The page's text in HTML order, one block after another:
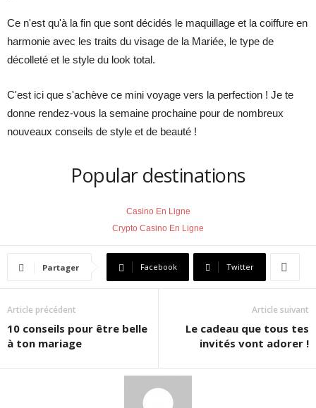
Ce n'est qu'à la fin que sont décidés le maquillage et la coiffure en
harmonie avec les traits du visage de la Mariée, le type de
décolleté et le style du look total.
C'est ici que s'achève ce mini voyage vers la perfection ! Je te
donne rendez-vous la semaine prochaine pour de nombreux
nouveaux conseils de style et de beauté !
Popular destinations
Casino En Ligne
Crypto Casino En Ligne
Partager Facebook Twitter
Article précédent
10 conseils pour être belle
à ton mariage
Article suivant
Le cadeau que tous tes
invités vont adorer !